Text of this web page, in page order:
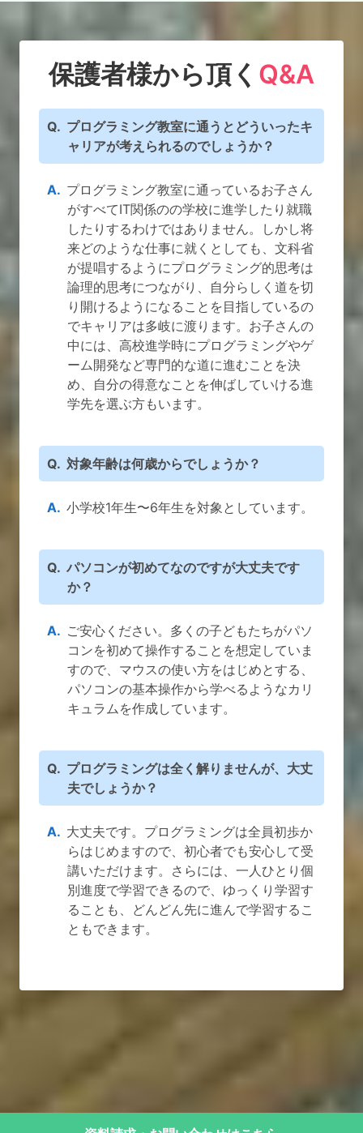
保護者様から頂く Q&A
プログラミング教室に通うとどういったキ
ャリアが考えられるのでしょうか？
プログラミング教室に通っているお子さん
がすべてIT関係のの学校に進学したり就職
したりするわけではありません。しかし将
来どのような仕事に就くとしても、文科省
が提唱するようにプログラミング的思考は
論理的思考につながり、自分らしく道を切
り開けるようになることを目指しているの
でキャリアは多岐に渡ります。お子さんの
中には、高校進学時にプログラミングやゲ
ーム開発など専門的な道に進むことを決
め、自分の得意なことを伸ばしていける進
学先を選ぶ方もいます。
対象年齢は何歳からでしょうか？
小学校1年生〜6年生を対象としています。
パソコンが初めてなのですが大丈夫です
か？
ご安心ください。多くの子どもたちがパソ
コンを初めて操作することを想定していま
すので、マウスの使い方をはじめとする、
パソコンの基本操作から学べるようなカリ
キュラムを作成しています。
プログラミングは全く解りませんが、大丈
夫でしょうか？
大丈夫です。プログラミングは全員初歩か
らはじめますので、初心者でも安心して受
講いただけます。さらには、一人ひとり個
別進度で学習できるので、ゆっくり学習す
ることも、どんどん先に進んで学習するこ
ともできます。